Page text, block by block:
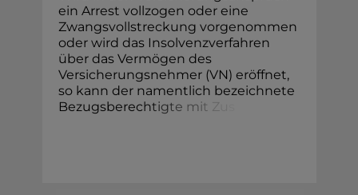
ein Arrest vollzogen oder eine
Zwangsvollstreckung vorgenommen
oder wird das Insolvenzverfahren
über das Vermögen des
Versicherungsnehmer (VN) eröffnet,
so kann der namentlich bezeichnete
Bezugsberechtigte mit Zu